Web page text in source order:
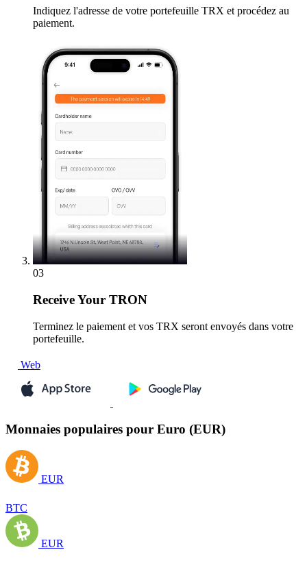
Indiquez l'adresse de votre portefeuille TRX et procédez au
paiement.
03
ReceiveYour TRON
Terminez le paiement et vos TRX seront envoyés dans votre
portefeuille.
Web
Monnaies populaires pour Euro (EUR)
EUR
BTC
EUR